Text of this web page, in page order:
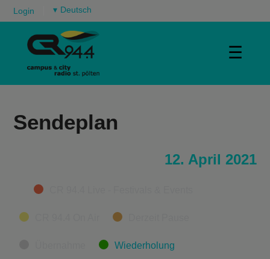
Login ▾
☰
Sendeplan
12. April 2021
Categories
Wiederholung